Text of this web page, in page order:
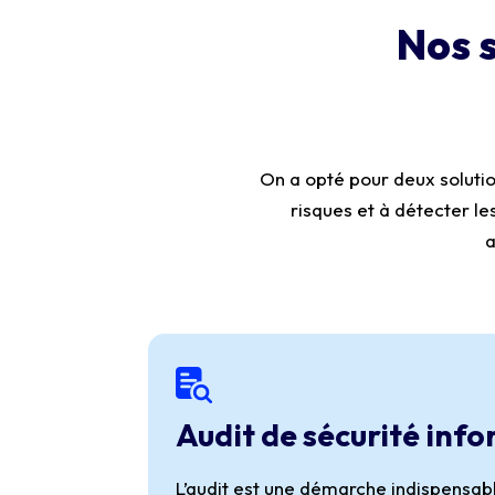
Nos
On a opté pour deux
risques et à détecter
Audit de sécurité
L’audit est une démarche